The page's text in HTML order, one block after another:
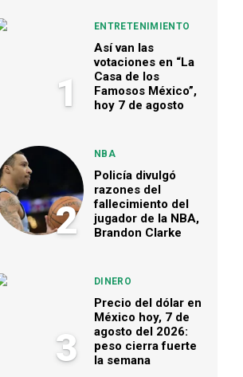
1
ENTRETENIMIENTO
Así van las
votaciones en “La
Casa de los
Famosos México”,
hoy 7 de agosto
2
NBA
Policía divulgó
razones del
fallecimiento del
jugador de la NBA,
Brandon Clarke
3
DINERO
Precio del dólar en
México hoy, 7 de
agosto del 2026:
peso cierra fuerte
la semana